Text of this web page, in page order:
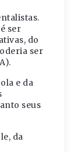
ser
do
ser
e da
seus
da